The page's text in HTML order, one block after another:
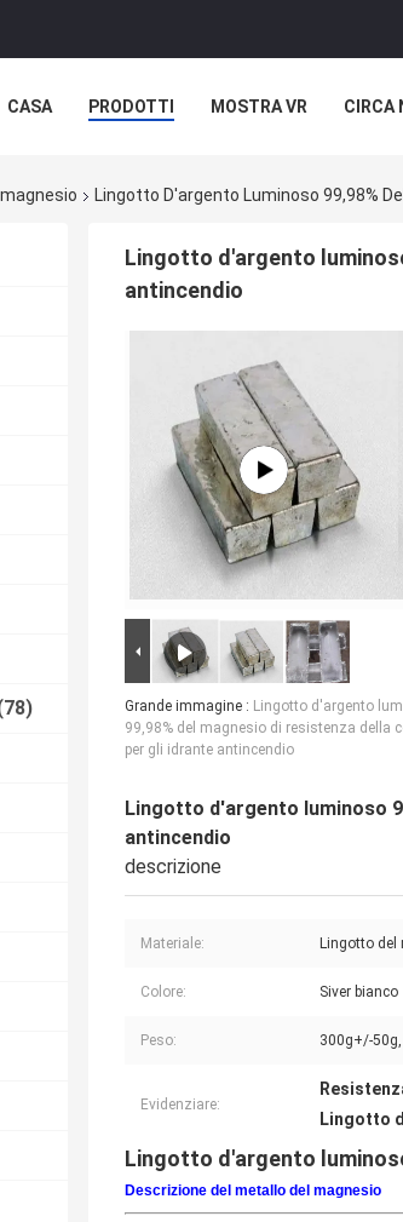
CASA PRODOTTI MOSTRA VR CIRCA
Lingotto D'argento Luminoso 99,98%
Lingotto d'argento
antincendio
Grande immagine : Lingotto d'argento
99,98% del magnesio di resistenza della
per gli idrante antincendio
Lingotto d'argento luminoso
antincendio
descrizione
Materiale: Lingotto del
Colore: Siver bianco
Peso: 300g+/-
Evidenziare:
Lingotto
Lingotto d'argento
Descrizione del metallo del magnesio